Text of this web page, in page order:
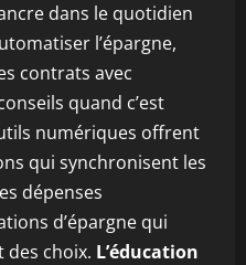
dans le quotidien
l’épargne,
contrats avec
quand c’est
numériques offrent
qui synchronisent les
dépenses
d’épargne qui
des choix. L’éducation